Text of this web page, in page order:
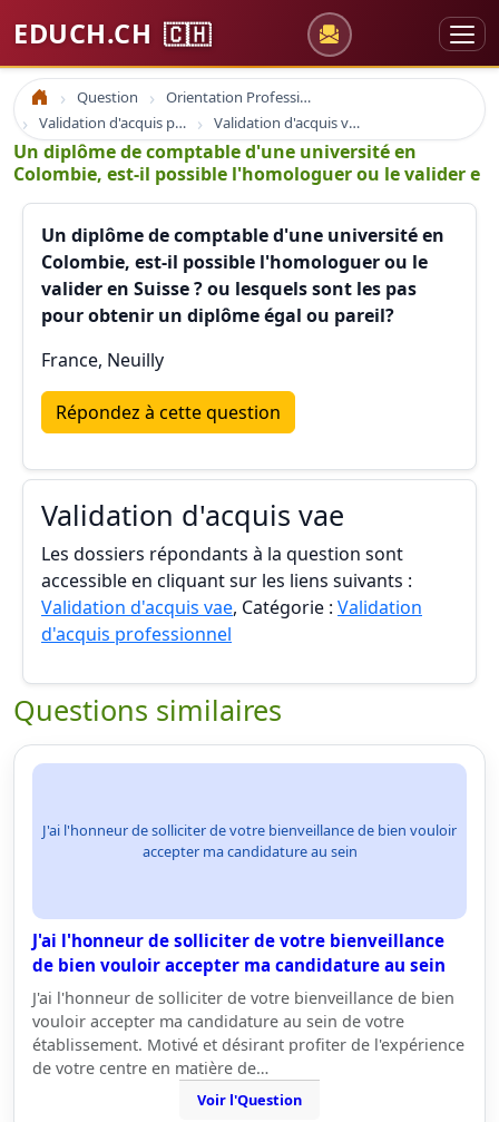
EDUCH.CH 🇨🇭
Accueil Question
Orientation Professionnelle
Validation d'acquis professionnel
Validation d'acquis vae
Un diplôme de comptable d'une université en
Colombie, est-il possible l'homologuer ou le valider e
Un diplôme de comptable d'une université en
Colombie, est-il possible l'homologuer ou le
valider en Suisse ? ou lesquels sont les pas
pour obtenir un diplôme égal ou pareil?
France, Neuilly
Répondez à cette question
Validation d'acquis vae
Les dossiers répondants à la question sont
accessible en cliquant sur les liens suivants :
Validation d'acquis vae, Catégorie : Validation
d'acquis professionnel
Questions similaires
J'ai l'honneur de solliciter de votre bienveillance de bien vouloir
accepter ma candidature au sein
J'ai l'honneur de solliciter de votre bienveillance
de bien vouloir accepter ma candidature au sein
J'ai l'honneur de solliciter de votre bienveillance de bien
vouloir accepter ma candidature au sein de votre
établissement. Motivé et désirant profiter de l'expérience
de votre centre en matière de…
Voir l'Question